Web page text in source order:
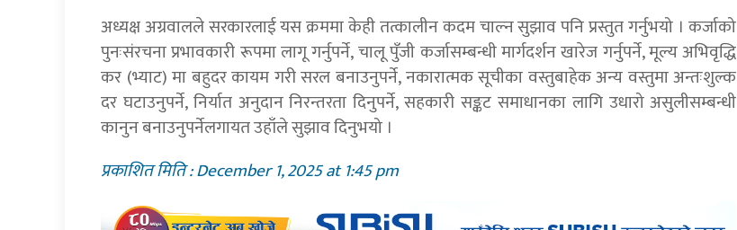
अध्यक्ष अग्रवालले सरकारलाई यस क्रममा केही तत्कालीन कदम चाल्न सुझाव पनि प्रस्तुत गर्नुभयो । कर्जाको
पुनःसंरचना प्रभावकारी रूपमा लागू गर्नुपर्ने, चालू पुँजी कर्जासम्बन्धी मार्गदर्शन खारेज गर्नुपर्ने, मूल्य अभिवृद्धि
कर (भ्याट) मा बहुदर कायम गरी सरल बनाउनुपर्ने, नकारात्मक सूचीका वस्तुबाहेक अन्य वस्तुमा अन्तःशुल्क
दर घटाउनुपर्ने, निर्यात अनुदान निरन्तरता दिनुपर्ने, सहकारी सङ्कट समाधानका लागि उधारो असुलीसम्बन्धी
कानुन बनाउनुपर्नेलगायत उहाँले सुझाव दिनुभयो ।
प्रकाशित मिति : December 1, 2025 at 1:45 pm